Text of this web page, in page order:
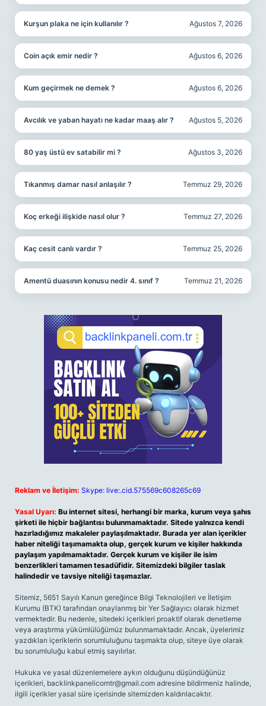
Kurşun plaka ne için kullanılır ? Ağustos 7, 2026
Coin açık emir nedir ? Ağustos 6, 2026
Kum geçirmek ne demek ? Ağustos 6, 2026
Avcılık ve yaban hayatı ne kadar maaş alır ? Ağustos 5, 2026
80 yaş üstü ev satabilir mi ? Ağustos 3, 2026
Tıkanmış damar nasıl anlaşılır ? Temmuz 29, 2026
Koç erkeği ilişkide nasıl olur ? Temmuz 27, 2026
Kaç cesit canlı vardır ? Temmuz 25, 2026
Amentü duasının konusu nedir 4. sınıf ? Temmuz 21, 2026
Reklam ve İletişim: Skype: live:.cid.575569c608265c69
Yasal Uyarı: Bu internet sitesi, herhangi bir marka, kurum veya şahıs
şirketi ile hiçbir bağlantısı bulunmamaktadır. Sitede yalnızca kendi
hazırladığımız makaleler paylaşılmaktadır. Burada yer alan içerikler
haber niteliği taşımamakta olup, gerçek kurum ve kişiler hakkında
paylaşım yapılmamaktadır. Gerçek kurum ve kişiler ile isim
benzerlikleri tamamen tesadüfidir. Sitemizdeki bilgiler taslak
halindedir ve tavsiye niteliği taşımazlar.
Sitemiz, 5651 Sayılı Kanun gereğince Bilgi Teknolojileri ve İletişim
Kurumu (BTK) tarafından onaylanmış bir Yer Sağlayıcı olarak hizmet
vermektedir. Bu nedenle, sitedeki içerikleri proaktif olarak denetleme
veya araştırma yükümlülüğümüz bulunmamaktadır. Ancak, üyelerimiz
yazdıkları içeriklerin sorumluluğunu taşımakta olup, siteye üye olarak
bu sorumluluğu kabul etmiş sayılırlar.
Hukuka ve yasal düzenlemelere aykırı olduğunu düşündüğünüz
içerikleri, backlinkpanelicomtr@gmail.com adresine bildirmeniz halinde,
ilgili içerikler yasal süre içerisinde sitemizden kaldırılacaktır.